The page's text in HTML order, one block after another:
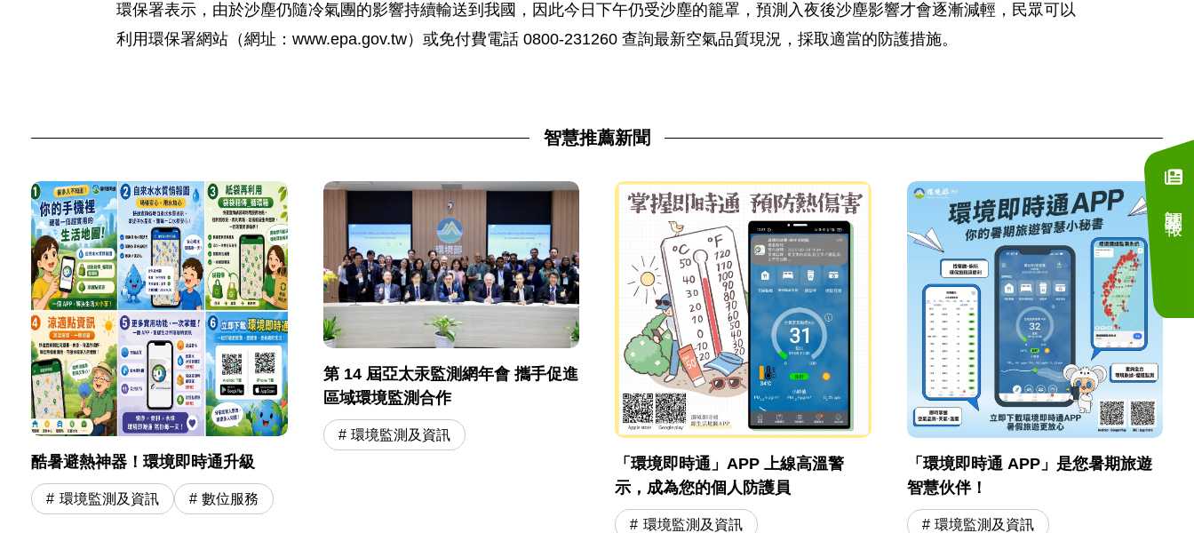
環保署表示，由於沙塵仍隨冷氣團的影響持續輸送到我國，因此今日下午仍受沙塵的籠罩，預測入夜後沙塵影響才會逐漸減輕，民眾可以
利用環保署網站（網址：www.epa.gov.tw）或免付費電話 0800-231260 查詢最新空氣品質現況，採取適當的防護措施。
智慧推薦新聞
酷暑避熱神器！環境即時通升級
環境監測及資訊 數位服務
第 14 屆亞太汞監測網年會 攜手促進
區域環境監測合作
環境監測及資訊
「環境即時通」APP 上線高溫警
示，成為您的個人防護員
環境監測及資訊
「環境即時通 APP」是您暑期旅遊
智慧伙伴！
環境監測及資訊